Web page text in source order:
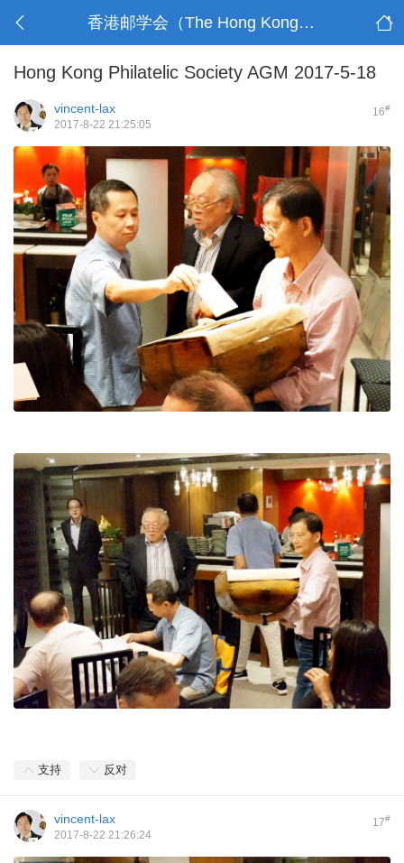
香港邮学会（The Hong Kong Philatelic Society）
Hong Kong Philatelic Society AGM 2017-5-18
16#
vincent-lax
2017-8-22 21:25:05
支持 反对
17#
vincent-lax
2017-8-22 21:26:24